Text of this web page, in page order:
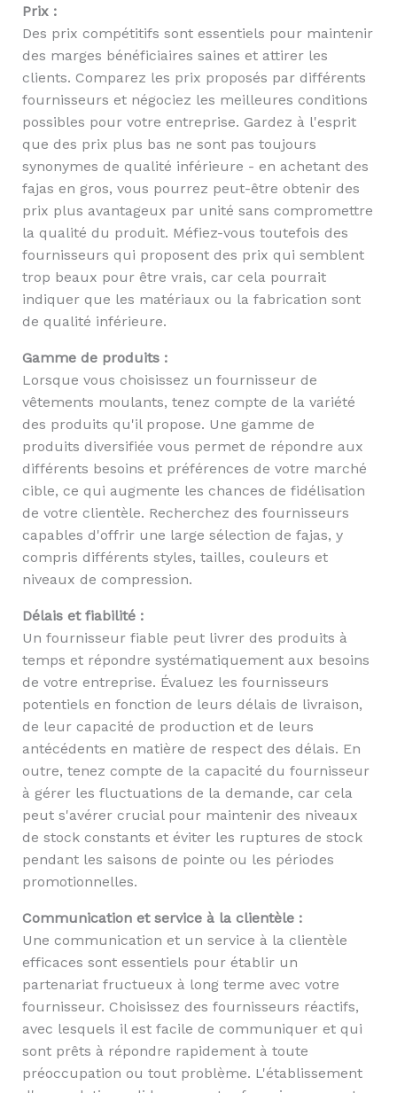
Prix :
Des prix compétitifs sont essentiels pour maintenir
des marges bénéficiaires saines et attirer les
clients. Comparez les prix proposés par différents
fournisseurs et négociez les meilleures conditions
possibles pour votre entreprise. Gardez à l'esprit
que des prix plus bas ne sont pas toujours
synonymes de qualité inférieure - en achetant des
fajas en gros, vous pourrez peut-être obtenir des
prix plus avantageux par unité sans compromettre
la qualité du produit. Méfiez-vous toutefois des
fournisseurs qui proposent des prix qui semblent
trop beaux pour être vrais, car cela pourrait
indiquer que les matériaux ou la fabrication sont
de qualité inférieure.
Gamme de produits :
Lorsque vous choisissez un fournisseur de
vêtements moulants, tenez compte de la variété
des produits qu'il propose. Une gamme de
produits diversifiée vous permet de répondre aux
différents besoins et préférences de votre marché
cible, ce qui augmente les chances de fidélisation
de votre clientèle. Recherchez des fournisseurs
capables d'offrir une large sélection de fajas, y
compris différents styles, tailles, couleurs et
niveaux de compression.
Délais et fiabilité :
Un fournisseur fiable peut livrer des produits à
temps et répondre systématiquement aux besoins
de votre entreprise. Évaluez les fournisseurs
potentiels en fonction de leurs délais de livraison,
de leur capacité de production et de leurs
antécédents en matière de respect des délais. En
outre, tenez compte de la capacité du fournisseur
à gérer les fluctuations de la demande, car cela
peut s'avérer crucial pour maintenir des niveaux
de stock constants et éviter les ruptures de stock
pendant les saisons de pointe ou les périodes
promotionnelles.
Communication et service à la clientèle :
Une communication et un service à la clientèle
efficaces sont essentiels pour établir un
partenariat fructueux à long terme avec votre
fournisseur. Choisissez des fournisseurs réactifs,
avec lesquels il est facile de communiquer et qui
sont prêts à répondre rapidement à toute
préoccupation ou tout problème. L'établissement